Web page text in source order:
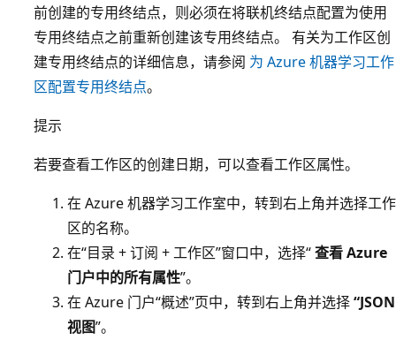
前创建的专用终结点，则必须在将联机终结点配置为使用
专用终结点之前重新创建该专用终结点。 有关为工作区创
建专用终结点的详细信息，请参阅 为 Azure 机器学习工作
区配置专用终结点。
提示
若要查看工作区的创建日期，可以查看工作区属性。
在 Azure 机器学习工作室中，转到右上角并选择工作
区的名称。
在“目录 + 订阅 + 工作区”窗口中，选择“查看 Azure
门户中的所有属性”。
在 Azure 门户“概述”页中，转到右上角并选择“JSON
视图”。